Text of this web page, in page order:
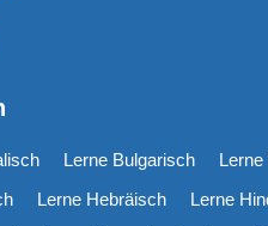
Lerne Bulgarisch
Lerne Hebräisch Lerne